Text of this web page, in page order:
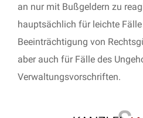
an nur mit Bußgeldern zu
hauptsächlich für leichte
Beeinträchtigung von
aber auch für Fälle des
Verwaltungsvorschriften.